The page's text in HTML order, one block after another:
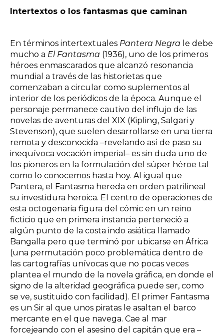
Intertextos o los fantasmas que caminan
En términos intertextuales Pantera Negra le debe
mucho a El Fantasma (1936), uno de los primeros
héroes enmascarados que alcanzó resonancia
mundial a través de las historietas que
comenzaban a circular como suplementos al
interior de los periódicos de la época. Aunque el
personaje permanece cautivo del influjo de las
novelas de aventuras del XIX (Kipling, Salgari y
Stevenson), que suelen desarrollarse en una tierra
remota y desconocida –revelando así de paso su
inequívoca vocación imperial– es sin duda uno de
los pioneros en la formulación del súper héroe tal
como lo conocemos hasta hoy. Al igual que
Pantera, el Fantasma hereda en orden patrilineal
su investidura heroica. El centro de operaciones de
esta octogenaria figura del cómic en un reino
ficticio que en primera instancia perteneció a
algún punto de la costa indo asiática llamado
Bangalla pero que terminó por ubicarse en África
(una permutación poco problemática dentro de
las cartografías unívocas que no pocas veces
plantea el mundo de la novela gráfica, en donde el
signo de la alteridad geográfica puede ser, como
se ve, sustituido con facilidad). El primer Fantasma
es un Sir al que unos piratas le asaltan el barco
mercante en el que navega. Cae al mar
forcejeando con el asesino del capitán que era –